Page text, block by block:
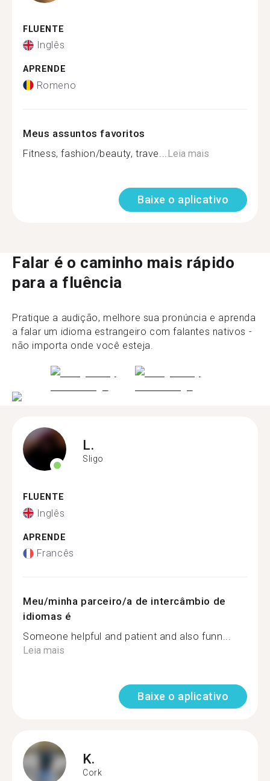
FLUENTE
Inglês
APRENDE
Romeno
Meus assuntos favoritos
Fitness, fashion/beauty, trave... Leia mais
Baixe o aplicativo
Falar é o caminho mais rápido
para a fluência
Pratique a audição, melhore sua pronúncia e aprenda
a falar um idioma estrangeiro com falantes nativos -
não importa onde você esteja.
L.
Sligo
FLUENTE
Inglês
APRENDE
Francês
Meu/minha parceiro/a de intercâmbio de
idiomas é
Someone helpful and patient and also funn...
Leia mais
Baixe o aplicativo
K.
Cork